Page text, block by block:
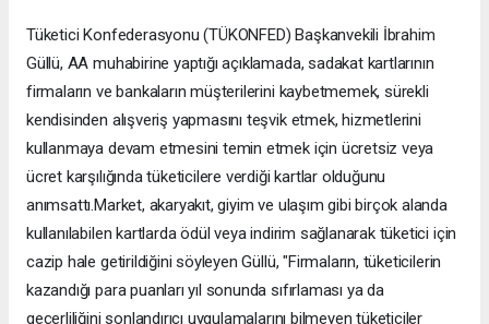
Tüketici Konfederasyonu (TÜKONFED) Başkanvekili İbrahim
Güllü, AA muhabirine yaptığı açıklamada, sadakat kartlarının
firmaların ve bankaların müşterilerini kaybetmemek, sürekli
kendisinden alışveriş yapmasını teşvik etmek, hizmetlerini
kullanmaya devam etmesini temin etmek için ücretsiz veya
ücret karşılığında tüketicilere verdiği kartlar olduğunu
anımsattı.Market, akaryakıt, giyim ve ulaşım gibi birçok alanda
kullanılabilen kartlarda ödül veya indirim sağlanarak tüketici için
cazip hale getirildiğini söyleyen Güllü, "Firmaların, tüketicilerin
kazandığı para puanları yıl sonunda sıfırlaması ya da
geçerliliğini sonlandırıcı uygulamalarını bilmeyen tüketiciler